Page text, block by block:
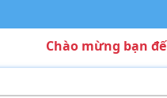
Chào mừng bạn đến với